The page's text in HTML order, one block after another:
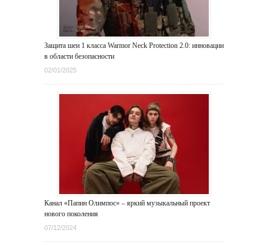
Защита шеи 1 класса Warmor Neck Protection 2.0: инновации
в области безопасности
02/01/2025
Канал «Папин Олимпос» – яркий музыкальный проект
нового поколения
07/12/2024